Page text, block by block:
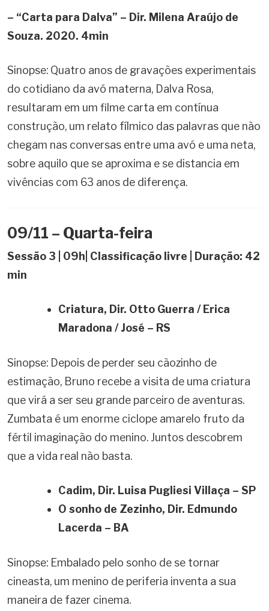
– “Carta para Dalva” – Dir. Milena Araújo de
Souza. 2020. 4min
Sinopse: Quatro anos de gravações experimentais
do cotidiano da avó materna, Dalva Rosa,
resultaram em um filme carta em contínua
construção, um relato fílmico das palavras que não
chegam nas conversas entre uma avó e uma neta,
sobre aquilo que se aproxima e se distancia em
vivências com 63 anos de diferença.
09/11 – Quarta-feira
Sessão 3 | 09h| Classificação livre | Duração: 42
min
Criatura, Dir. Otto Guerra / Erica
Maradona / José – RS
Sinopse: Depois de perder seu cãozinho de
estimação, Bruno recebe a visita de uma criatura
que virá a ser seu grande parceiro de aventuras.
Zumbata é um enorme ciclope amarelo fruto da
fértil imaginação do menino. Juntos descobrem
que a vida real não basta.
Cadim, Dir. Luisa Pugliesi Villaça – SP
O sonho de Zezinho, Dir. Edmundo
Lacerda – BA
Sinopse: Embalado pelo sonho de se tornar
cineasta, um menino de periferia inventa a sua
maneira de fazer cinema.